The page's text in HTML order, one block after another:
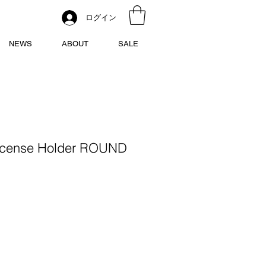
ログイン
NEWS ABOUT SALE
Holder ROUND